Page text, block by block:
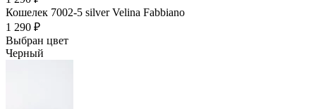
Кошелек 7002-5 silver Velina Fabbiano
1 290 ₽
Выбран цвет
Черный